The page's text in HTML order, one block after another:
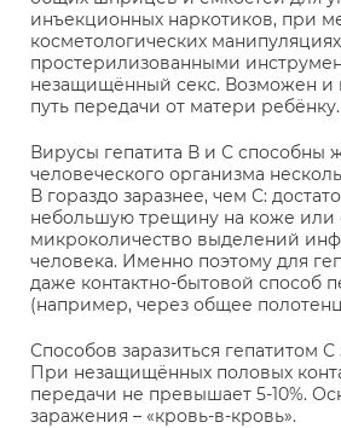
инъекционных наркотиков, при
косметологических
простерилизованными
незащищённый секс. Возможен и
путь передачи от матери ребёнку.
Вирусы гепатита В и С способны
человеческого организма
В гораздо заразнее, чем С:
небольшую трещину на коже или
микроколичество выделений
человека. Именно поэтому для
даже контактно-бытовой способ
(например, через общее
Способов заразиться гепатитом
При незащищённых половых
передачи не превышает 5-10%.
заражения – «кровь-в-кровь».